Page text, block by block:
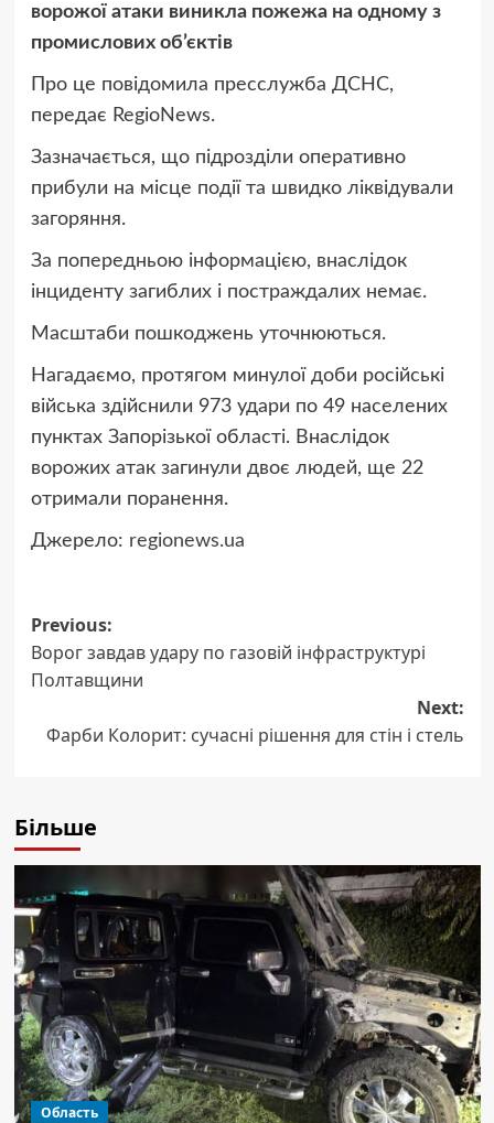
ворожої атаки виникла пожежа на одному з
промислових об’єктів
Про це повідомила пресслужба ДСНС,
передає RegioNews.
Зазначається, що підрозділи оперативно
прибули на місце події та швидко ліквідували
загоряння.
За попередньою інформацією, внаслідок
інциденту загиблих і постраждалих немає.
Масштаби пошкоджень уточнюються.
Нагадаємо, протягом минулої доби російські
війська здійснили 973 удари по 49 населених
пунктах Запорізької області. Внаслідок
ворожих атак загинули двоє людей, ще 22
отримали поранення.
Джерело: regionews.ua
Post
navigation
Previous:
Ворог завдав удару по газовій інфраструктурі
Полтавщини
Next:
Фарби Колорит: сучасні рішення для стін і стель
Більше
Область